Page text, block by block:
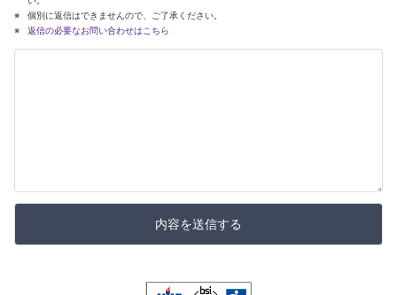
個別に返信はできませんので、ご了承ください。
返信の必要なお問い合わせはこちら
内容を送信する